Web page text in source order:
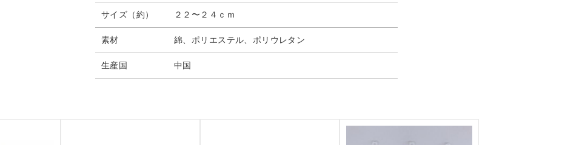
サイズ（約） ２２〜２４ｃｍ
素材 綿、ポリエステル、ポリウレタン
生産国 中国